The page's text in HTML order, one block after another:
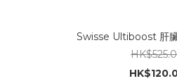
Swisse Ultiboost 肝